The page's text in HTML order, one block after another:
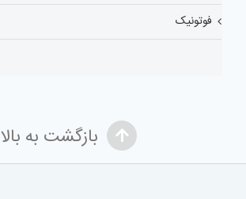
فوتونیک
بازگشت به بالا